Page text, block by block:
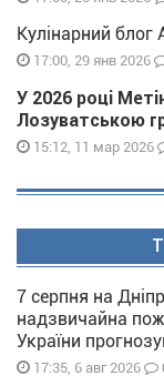
Кулінарний блог
17:00, 29 янв 2026
У 2026 році
Лозуватською
15:12, 11 мар 2026
7 серпня на
надзвичайна
України
17:35, 6 авг 2026